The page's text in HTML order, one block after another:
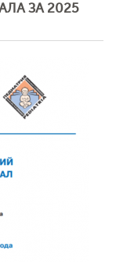
ЗА 2025
Обратная